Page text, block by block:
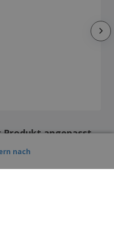
nach
Produkt angepasst